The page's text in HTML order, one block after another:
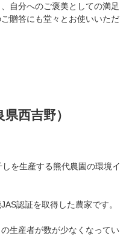
自分へのご褒美としての満足
贈答にも堂々とお使いいただ
西吉野）
認証を取得した農家です。
生産者が数が少なくなってい